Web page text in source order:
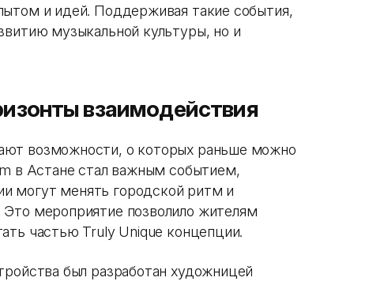
и идей. Поддерживая такие события,
музыкальной культуры, но и
взаимодействия
возможности, о которых раньше можно
в Астане стал важным событием,
могут менять городской ритм и
мероприятие позволило жителям
частью Truly Unique концепции.
был разработан художницей